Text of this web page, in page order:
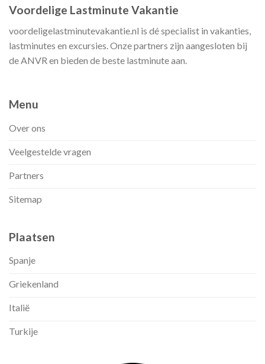
Voordelige Lastminute Vakantie
voordeligelastminutevakantie.nl is dé specialist in vakanties,
lastminutes en excursies. Onze partners zijn aangesloten bij
de ANVR en bieden de beste lastminute aan.
Menu
Over ons
Veelgestelde vragen
Partners
Sitemap
Plaatsen
Spanje
Griekenland
Italië
Turkije